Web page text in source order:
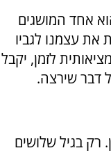
אחד המושגים
את עצמנו לגביו
לזמן, יקבל
דבר שירצה.
רק בגיל שלושים